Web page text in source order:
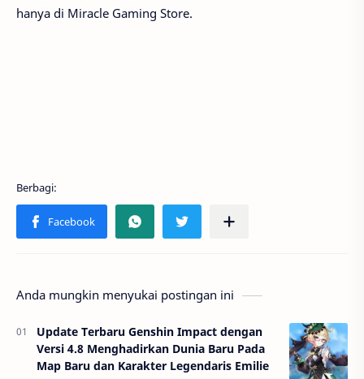
hanya di Miracle Gaming Store.
Anda mungkin menyukai postingan ini
Update Terbaru Genshin Impact dengan
Versi 4.8 Menghadirkan Dunia Baru Pada
Map Baru dan Karakter Legendaris Emilie